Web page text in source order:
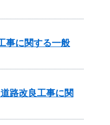
事に関する一般
路改良工事に関